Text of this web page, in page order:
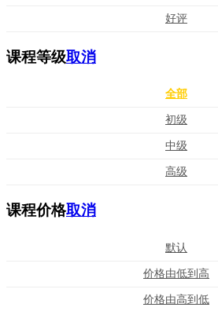
好评
课程等级取消
全部
初级
中级
高级
课程价格取消
默认
价格由低到高
价格由高到低